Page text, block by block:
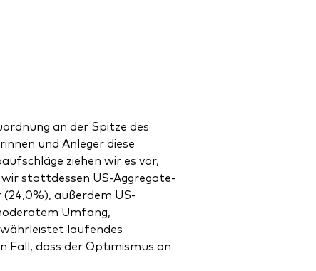
an der Spitze des
und Anleger diese
ziehen wir es vor,
stattdessen US-Aggregate-
außerdem US-
Umfang,
laufendes
Fall, dass der Optimismus an